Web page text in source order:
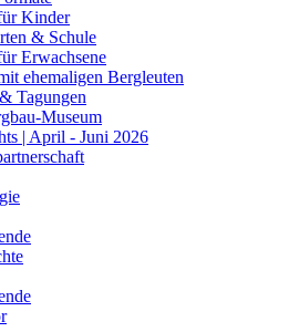
Kinder
& Schule
Erwachsene
ehemaligen Bergleuten
Tagungen
Museum
| April - Juni 2026